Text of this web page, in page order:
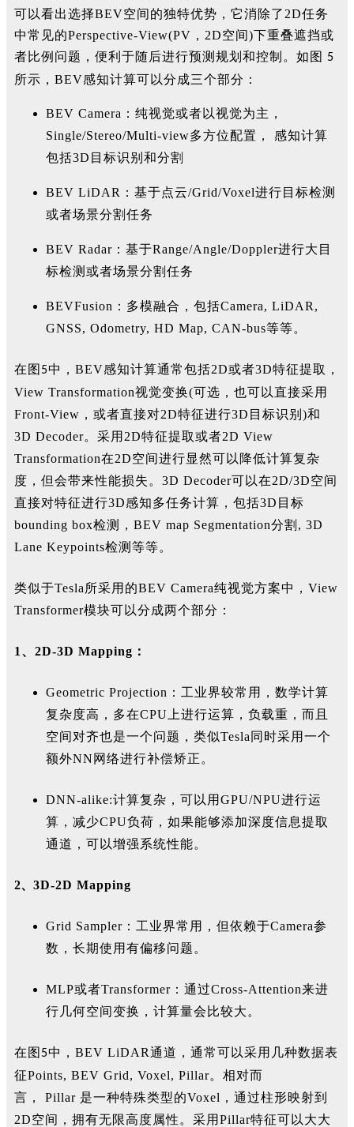
可以看出选择BEV空间的独特优势，它消除了2D任务
中常见的Perspective-View(PV ，2D空间)下重叠遮挡或
者比例问题，便利于随后进行预测规划和控制。如 图 5
所示，BEV感知计算可以分成三个部分：
BEV Camera：纯视觉或者以视觉为主，
Single/Stereo/Multi-view多方位配置， 感知计算
包括3D目标识别和分割
BEV LiDAR：基于点云/Grid/Voxel进行目标检测
或者场景分割任务
BEV Radar：基于Range/Angle/Doppler进行大目
标检测或者场景分割任务
BEVFusion：多模融合，包括Camera, LiDAR,
GNSS, Odometry, HD Map, CAN-bus等等。
在图 5中，BEV感知计算通常包括2D或者3D特征提取，
View Transformation视觉变换(可选，也可以直接采用
Front-View ，或者直接对2D特征进行3D目标识别 )和
3D Decoder。采用2D特征提取或者2D View
Transformation在2D空间进行显然可以降低计算复杂
度，但会带来性能损失。3D Decoder可以在2D/3D空间
直接对特征进行3D感知多任务计算，包括3D目标
bounding box检测，BEV map Segmentation分割, 3D
Lane Keypoints检测等等。
类似于Tesla所采用的BEV Camera纯视觉方案中，View
Transformer模块可以分成两个部分：
1、2D-3D Mapping：
Geometric Projection：工业界较常用，数学计算
复杂度高，多在CPU上进行运算，负载重，而且
空间对齐也是一个问题，类似Tesla同时采用一个
额外NN网络进行补偿矫正。
DNN-alike:计算复杂，可以用GPU/NPU进行运
算，减少CPU负荷，如果能够添加深度信息提取
通道，可以增强系统性能。
2、 3D-2D Mapping
Grid Sampler：工业界常用，但依赖于Camera参
数，长期使用有偏移问题。
MLP或者Transformer：通过Cross-Attention来进
行几何空间变换，计算量会比较大。
在图 5中，BEV LiDAR通道，通常可以采用几种数据表
征Points, BEV Grid, Voxel, Pillar。相对而
言，
Pillar 是一种特殊类型的Voxel，通过柱形映射到
2D空间，拥有无限高度属性。采用Pillar特征可以大大